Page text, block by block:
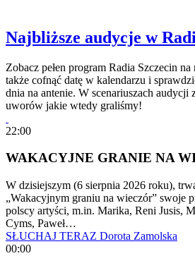
Najbliższe audycje w
Zobacz pełen program Radia Szczecin
także cofnąć datę w kalendarzu i
dnia na antenie. W scenariuszach audycji
uworów jakie wtedy graliśmy!
22:00
WAKACYJNE GRANIE NA
W dzisiejszym (6 sierpnia 2026 roku),
„Wakacyjnym graniu na wieczór” swoje
polscy artyści, m.in. Marika, Reni Jusis,
Cyms, Paweł…
SŁUCHAJ TERAZ Dorota Zamolska
00:00